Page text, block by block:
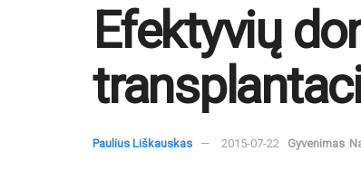
Efektyvių
Paulius Liškauskas 2015-07-22 Gyvenimas